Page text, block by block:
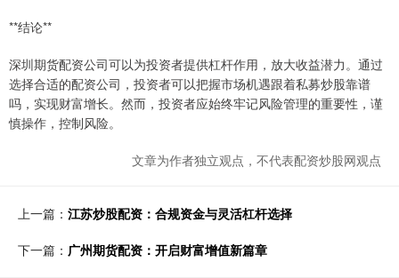
**结论**
深圳期货配资公司可以为投资者提供杠杆作用，放大收益潜力。通过
选择合适的配资公司，投资者可以把握市场机遇跟着私募炒股靠谱
吗，实现财富增长。然而，投资者应始终牢记风险管理的重要性，谨
慎操作，控制风险。
文章为作者独立观点，不代表配资炒股网观点
上一篇： 江苏炒股配资：合规资金与灵活杠杆选择
下一篇： 广州期货配资：开启财富增值新篇章